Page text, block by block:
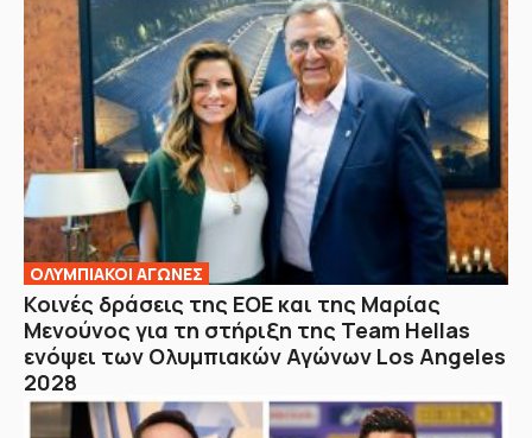
ΟΛΥΜΠΙΑΚΟΙ ΑΓΩΝΕΣ
Κοινές δράσεις της ΕΟΕ και της Μαρίας
Μενούνος για τη στήριξη της Team Hellas
ενόψει των Ολυμπιακών Αγώνων Los Angeles
2028